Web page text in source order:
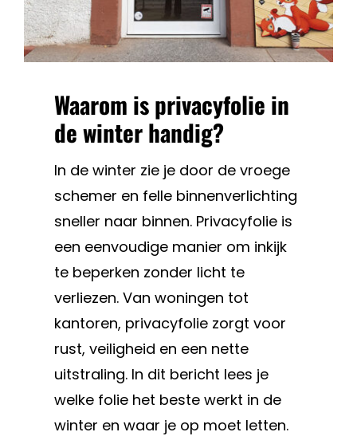
Waarom is privacyfolie in
de winter handig?
In de winter zie je door de vroege
schemer en felle binnenverlichting
sneller naar binnen. Privacyfolie is
een eenvoudige manier om inkijk
te beperken zonder licht te
verliezen. Van woningen tot
kantoren, privacyfolie zorgt voor
rust, veiligheid en een nette
uitstraling. In dit bericht lees je
welke folie het beste werkt in de
winter en waar je op moet letten.